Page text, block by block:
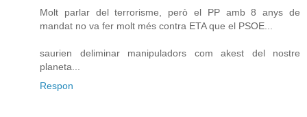
Molt parlar del terrorisme, però el PP amb 8 anys de
mandat no va fer molt més contra ETA que el PSOE...
saurien deliminar manipuladors com akest del nostre
planeta...
Respon